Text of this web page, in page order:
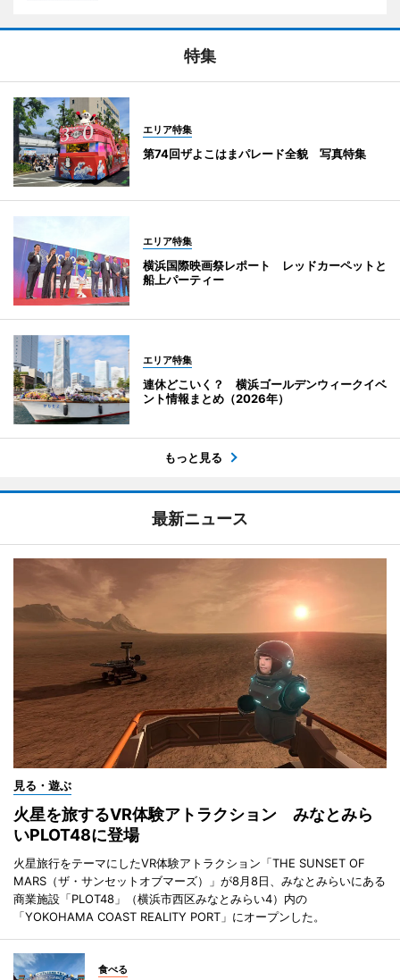
特集
エリア特集
第74回ザよこはまパレード全貌 写真特集
エリア特集
横浜国際映画祭レポート レッドカーペットと
船上パーティー
エリア特集
連休どこいく？ 横浜ゴールデンウィークイベ
ント情報まとめ（2026年）
もっと見る
最新ニュース
見る・遊ぶ
火星を旅するVR体験アトラクション みなとみら
いPLOT48に登場
火星旅行をテーマにしたVR体験アトラクション「THE SUNSET OF
MARS（ザ・サンセットオブマーズ）」が8月8日、みなとみらいにある
商業施設「PLOT48」（横浜市西区みなとみらい4）内の
「YOKOHAMA COAST REALITY PORT」にオープンした。
食べる